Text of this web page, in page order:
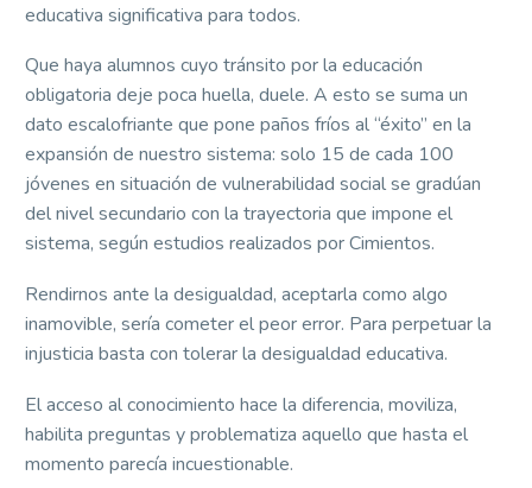
educativa significativa para todos.
Que haya alumnos cuyo tránsito por la educación
obligatoria deje poca huella, duele. A esto se suma un
dato escalofriante que pone paños fríos al “éxito” en la
expansión de nuestro sistema: solo 15 de cada 100
jóvenes en situación de vulnerabilidad social se gradúan
del nivel secundario con la trayectoria que impone el
sistema, según estudios realizados por Cimientos.
Rendirnos ante la desigualdad, aceptarla como algo
inamovible, sería cometer el peor error. Para perpetuar la
injusticia basta con tolerar la desigualdad educativa.
El acceso al conocimiento hace la diferencia, moviliza,
habilita preguntas y problematiza aquello que hasta el
momento parecía incuestionable.